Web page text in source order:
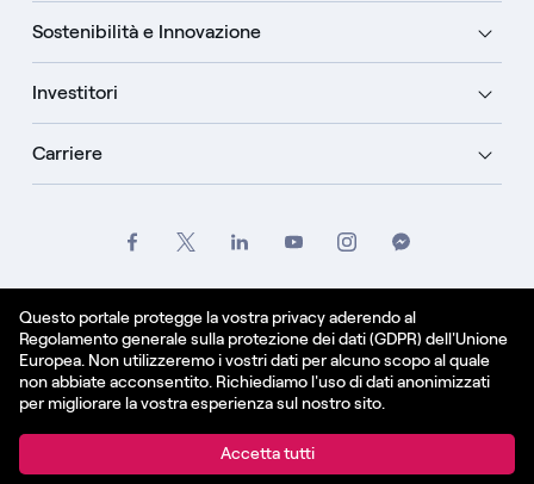
Questo portale protegge la vostra privacy aderendo al
Regolamento generale sulla protezione dei dati (GDPR) dell'Unione
Europea. Non utilizzeremo i vostri dati per alcuno scopo al quale
non abbiate acconsentito. Richiediamo l'uso di dati anonimizzati
per migliorare la vostra esperienza sul nostro sito.
Accetta tutti
Sostenibilità e Innovazione
Investitori
Carriere
Informativa sui cookie
Italiano
© Enel Spa All Rights Reserved Enel Spa VAT code